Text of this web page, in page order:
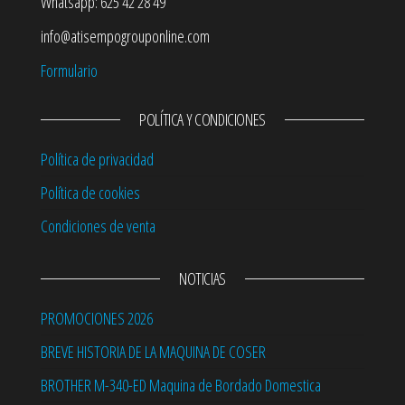
info@atisempogrouponline.com
Formulario
POLÍTICA Y CONDICIONES
Política de privacidad
Política de cookies
Condiciones de venta
NOTICIAS
PROMOCIONES 2026
BREVE HISTORIA DE LA MAQUINA DE COSER
BROTHER M-340-ED Maquina de Bordado Domestica